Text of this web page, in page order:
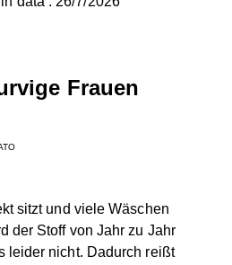
Frauen
sitzt und viele Wäschen
der Stoff von Jahr zu Jahr
leider nicht. Dadurch reißt